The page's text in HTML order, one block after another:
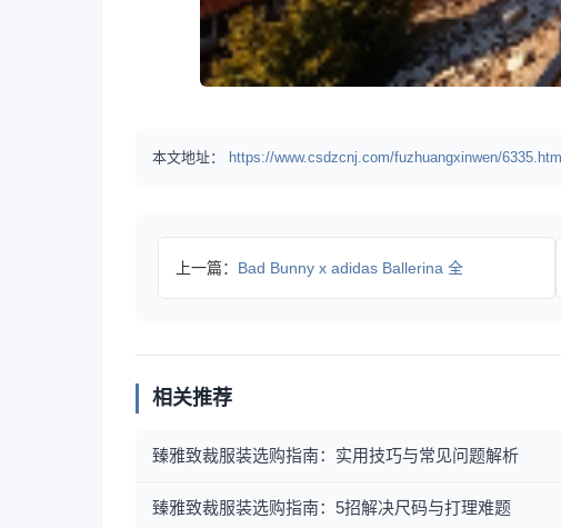
本文地址： https://www.csdzcnj.com/fuzhuangxinwen/6335.html
上一篇： Bad Bunny x adidas Ballerina 全
相关推荐
臻雅致裁服装选购指南：实用技巧与常见问题解析
臻雅致裁服装选购指南：5招解决尺码与打理难题